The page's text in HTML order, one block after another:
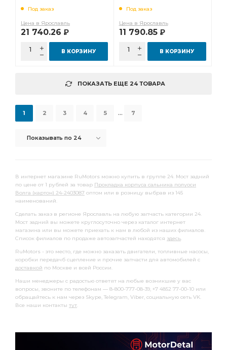
Под заказ
Цена в Ярославль
21 740.26 Р
В КОРЗИНУ
Под заказ
Цена в Ярославль
11 790.85 Р
В КОРЗИНУ
ПОКАЗАТЬ ЕЩЕ 24 ТОВАРА
Показывать по 24
1 2 3 4 5 ... 7
В интернет магазине RuMotors можно купить в группе 24. Мост задний
по цене от 1 рублей за товар Прокладка корпуса сальника полуоси
Волга (картон) 24-2403087 оптом или в розницу выбрав из 145
наименований.
Сделать заказ в регионе Ярославль на любую запчасть категории 24.
Мост задний вы можете круглосуточно через каталог интернет
магазина или вы можете приехать к нам в любой из наших филиалов.
Список филиалов по продаже автозапчастей находятся здесь.
RuMotors - это место, где можно заказать двигатели, топливные насосы,
коробки передачб сцепление и прочие запчасти для автомобилей с
доставкой по Москве и всей России.
Наши менеджеры с радостью ответят на любые возникшие у вас
вопросы, звоните по телефонам — 8-800-777-08-39, +7 4852 77-00-10 или
обращайтесь к нам через Skype, Telegram, Viber, социальную сеть VK.
Все наши контакты тут.